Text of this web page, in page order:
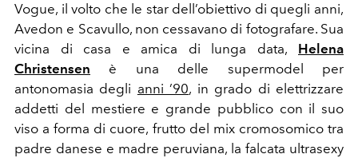
Vogue, il volto che le star dell’obiettivo di quegli anni,
Avedon e Scavullo, non cessavano di fotografare. Sua
vicina di casa e amica di lunga data,
Helena
Christensen è una delle supermodel per
antonomasia degli anni ’90, in grado di elettrizzare
addetti del mestiere e grande pubblico con il suo
viso a forma di cuore, frutto del mix cromosomico tra
padre danese e madre peruviana, la falcata ultrasexy